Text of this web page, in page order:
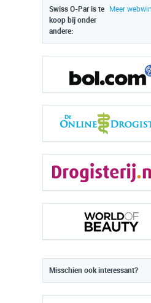
Meer
Swiss O-Par is te
koop bij onder
andere:
Misschien ook interessant?